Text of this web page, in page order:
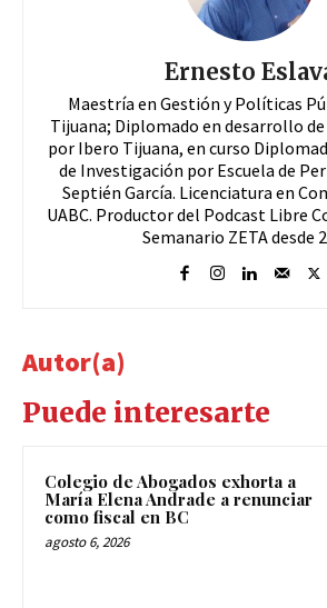
Ernesto
Maestría en Gestión y Políticas
Tijuana; Diplomado en desarrollo
por Ibero Tijuana, en curso
de Investigación por Escuela de
Septién García. Licenciatura en
UABC. Productor del Podcast Libre
Semanario ZETA desde
Autor(a)
Puede interesarte
Colegio de Abogados exhorta a
María Elena Andrade a renunciar
como fiscal en BC
agosto 6, 2026